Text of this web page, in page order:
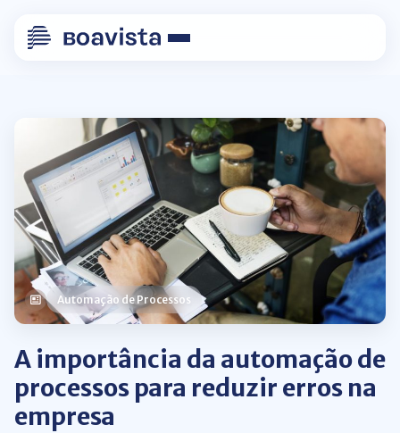
Automação de Processos
A importância da automação de
processos para reduzir erros na
empresa